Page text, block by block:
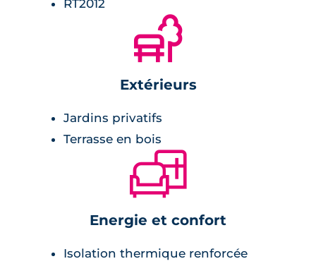
centre-ville à moins de 1km,
restaurants et cafés à 700 mètres,
terrain de foot à tout juste 1km,
minutes.
RT2012
🌲
Extérieurs
Jardins privatifs
Terrasse en bois
🛋
Energie et confort
Isolation thermique renforcée